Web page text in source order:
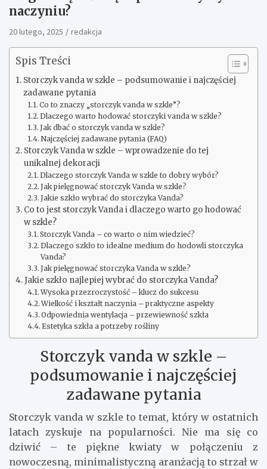
naczyniu?
20 lutego, 2025 redakcja
Spis Treści
Storczyk vanda w szkle – podsumowanie i najczęściej
zadawane pytania
Co to znaczy „storczyk vanda w szkle”?
Dlaczego warto hodować storczyki vanda w szkle?
Jak dbać o storczyk vanda w szkle?
Najczęściej zadawane pytania (FAQ)
Storczyk Vanda w szkle – wprowadzenie do tej
unikalnej dekoracji
Dlaczego storczyk Vanda w szkle to dobry wybór?
Jak pielęgnować storczyk Vanda w szkle?
Jakie szkło wybrać do storczyka Vanda?
Co to jest storczyk Vanda i dlaczego warto go hodować
w szkle?
Storczyk Vanda – co warto o nim wiedzieć?
Dlaczego szkło to idealne medium do hodowli storczyka
Vanda?
Jak pielęgnować storczyka Vanda w szkle?
Jakie szkło najlepiej wybrać do storczyka Vanda?
Wysoka przezroczystość – klucz do sukcesu
Wielkość i kształt naczynia – praktyczne aspekty
Odpowiednia wentylacja – przewiewność szkła
Estetyka szkła a potrzeby rośliny
Storczyk vanda w szkle –
podsumowanie i najczęściej
zadawane pytania
Storczyk vanda w szkle to temat, który w ostatnich
latach zyskuje na popularności. Nie ma się co
dziwić – te piękne kwiaty w połączeniu z
nowoczesną, minimalistyczną aranżacją to strzał w